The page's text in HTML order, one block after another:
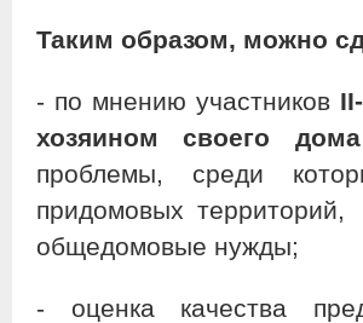
Таким образом, можно
- по мнению участников II
хозяином своего
проблемы, среди
придомовых
общедомовые нужды;
- оценка качества